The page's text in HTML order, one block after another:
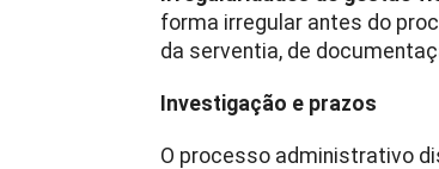
forma irregular antes do
da serventia, de
Investigação e prazos
O processo administrativo